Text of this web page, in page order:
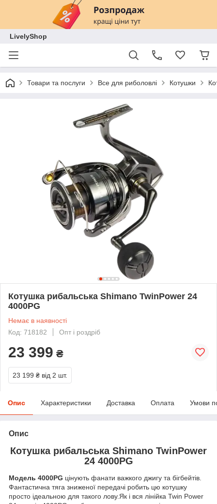
LivelyShop
Товари та послуги Все для риболовлі Котушки
Котушка рибальська Shimano TwinPower 24
4000PG
Немає в наявності
Код: 718182
Опт і роздріб
23 399 ₴
23 199 ₴ від 2 шт.
Опис Характеристики Доставка Оплата Умови
Опис
Котушка рибальська Shimano TwinPower
24 4000PG
Модель 4000PG цінують фанати важкого джигу та бігбейтів.
Фантастична тяга зниженої передачі робить цю котушку
просто ідеальною для такого лову.Як і вся лінійка Twin Power